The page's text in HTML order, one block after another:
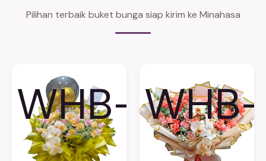
Pilihan terbaik buket bunga siap kirim ke Minahasa
WHB- WHB-